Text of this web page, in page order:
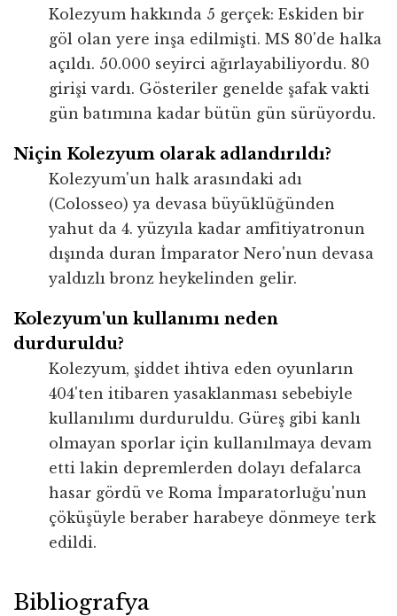
Kolezyum hakkında 5 gerçek: Eskiden bir
göl olan yere inşa edilmişti. MS 80'de halka
açıldı. 50.000 seyirci ağırlayabiliyordu. 80
girişi vardı. Gösteriler genelde şafak vakti
gün batımına kadar bütün gün sürüyordu.
Niçin Kolezyum olarak adlandırıldı?
Kolezyum'un halk arasındaki adı
(Colosseo) ya devasa büyüklüğünden
yahut da 4. yüzyıla kadar amfitiyatronun
dışında duran İmparator Nero'nun devasa
yaldızlı bronz heykelinden gelir.
Kolezyum'un kullanımı neden
durduruldu?
Kolezyum, şiddet ihtiva eden oyunların
404'ten itibaren yasaklanması sebebiyle
kullanılımı durduruldu. Güreş gibi kanlı
olmayan sporlar için kullanılmaya devam
etti lakin depremlerden dolayı defalarca
hasar gördü ve Roma İmparatorluğu'nun
çöküşüyle ​​beraber harabeye dönmeye terk
edildi.
Bibliografya